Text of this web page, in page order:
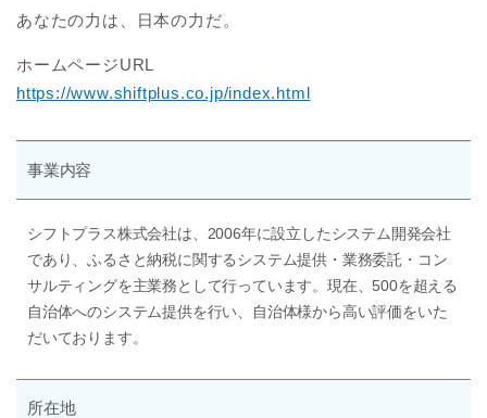
あなたの力は、日本の力だ。
ホームページURL
https://www.shiftplus.co.jp/index.html
事業内容
シフトプラス株式会社は、2006年に設立したシステム開発会社
であり、ふるさと納税に関するシステム提供・業務委託・コン
サルティングを主業務として行っています。現在、500を超える
自治体へのシステム提供を行い、自治体様から高い評価をいた
だいております。
所在地